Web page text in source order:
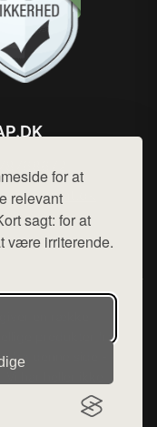
for at
relevant
sagt: for at
være irriterende.
hej@want.dk
og privatlivspolitik
en række
produkter fra
fra denne side - vi
har heller ikke